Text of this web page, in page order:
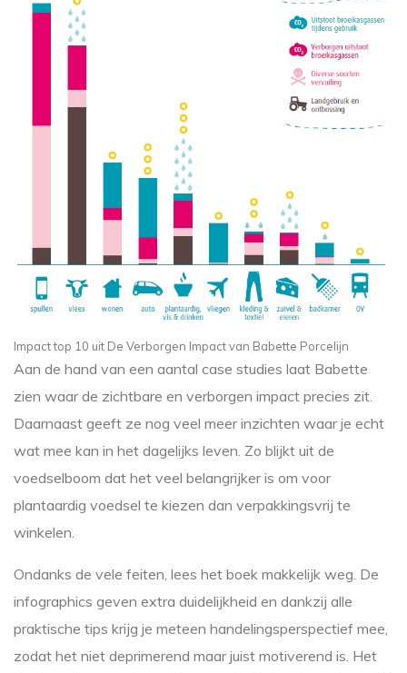
Impact top 10 uit De Verborgen Impact van Babette Porcelijn
Aan de hand van een aantal case studies laat Babette
zien waar de zichtbare en verborgen impact precies zit.
Daarnaast geeft ze nog veel meer inzichten waar je echt
wat mee kan in het dagelijks leven. Zo blijkt uit de
voedselboom dat het veel belangrijker is om voor
plantaardig voedsel te kiezen dan verpakkingsvrij te
winkelen.
Ondanks de vele feiten, lees het boek makkelijk weg. De
infographics geven extra duidelijkheid en dankzij alle
praktische tips krijg je meteen handelingsperspectief mee,
zodat het niet deprimerend maar juist motiverend is. Het